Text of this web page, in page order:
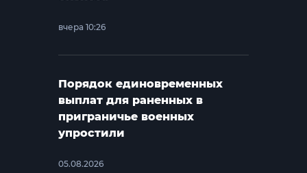
вчера 10:26
Порядок единовременных
выплат для раненных в
приграничье военных
упростили
05.08.2026